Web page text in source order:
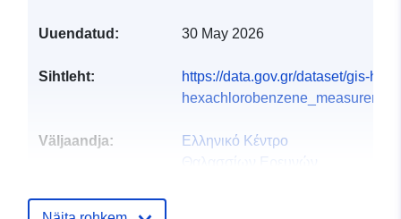
Uuendatud: 30 May 2026
Sihtleht:
https://data.gov.gr/dataset/gis-
Väljaandja:
Ελληνικό Κέντρο
Θαλασσίων Ερευνών